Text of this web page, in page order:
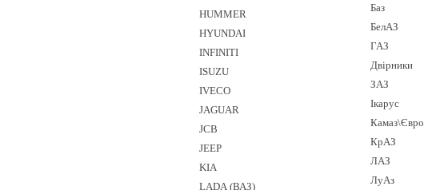
HUMMER
HYUNDAI
INFINITI
ISUZU
IVECO
JAGUAR
JCB
JEEP
KIA
LADA (ВАЗ)
Баз
БелАЗ
ГАЗ
Двірники
ЗАЗ
Ікарус
КрАЗ
ЛАЗ
ЛуАз